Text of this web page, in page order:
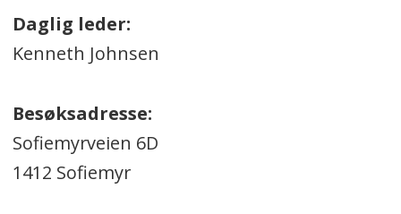
Daglig leder:
Kenneth Johnsen
Besøksadresse:
Sofiemyrveien 6D
1412 Sofiemyr